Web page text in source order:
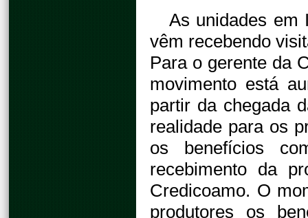
As unidades em
vêm recebendo
Para o gerente da
movimento está
partir da chegada
realidade para os
os benefícios
recebimento da
Credicoamo. O
produtores os